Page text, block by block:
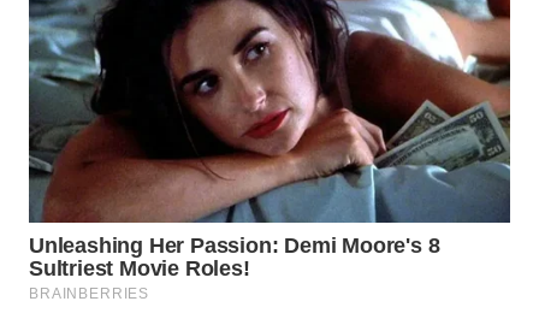
WAHANANEWS
NET
WAHANA
SPORT
WAHANA
UMKM
WAHANA
SELEB